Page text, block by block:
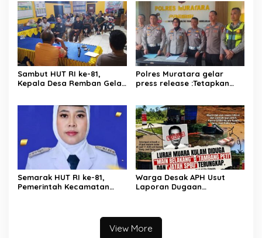
Sambut HUT RI ke-81,
Kepala Desa Remban Gelar
Polres Muratara gelar
press release :Tetapkan
Maut antara Bus ALS dan
Tangki BBM Tewaskan 19
Orang
Semarak HUT RI ke-81,
Pemerintah Kecamatan
Warga Desak APH Usut
Laporan Dugaan
View More